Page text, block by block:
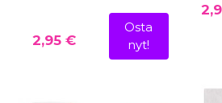
2,95 €
Osta
nyt!